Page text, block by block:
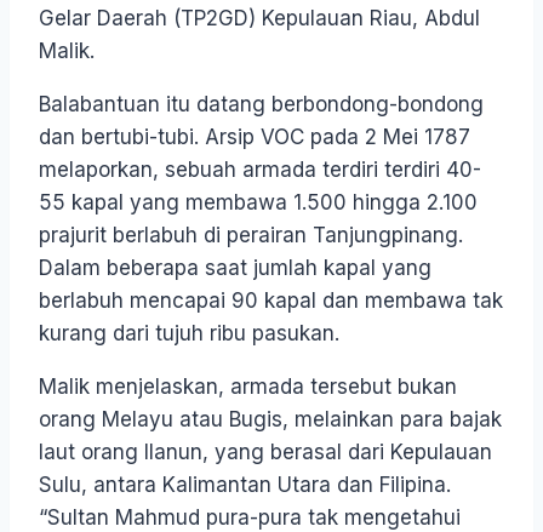
Gelar Daerah (TP2GD) Kepulauan Riau, Abdul
Malik.
Balabantuan itu datang berbondong-bondong
dan bertubi-tubi. Arsip VOC pada 2 Mei 1787
melaporkan, sebuah armada terdiri terdiri 40-
55 kapal yang membawa 1.500 hingga 2.100
prajurit berlabuh di perairan Tanjungpinang.
Dalam beberapa saat jumlah kapal yang
berlabuh mencapai 90 kapal dan membawa tak
kurang dari tujuh ribu pasukan.
Malik menjelaskan, armada tersebut bukan
orang Melayu atau Bugis, melainkan para bajak
laut orang Ilanun, yang berasal dari Kepulauan
Sulu, antara Kalimantan Utara dan Filipina.
“Sultan Mahmud pura-pura tak mengetahui